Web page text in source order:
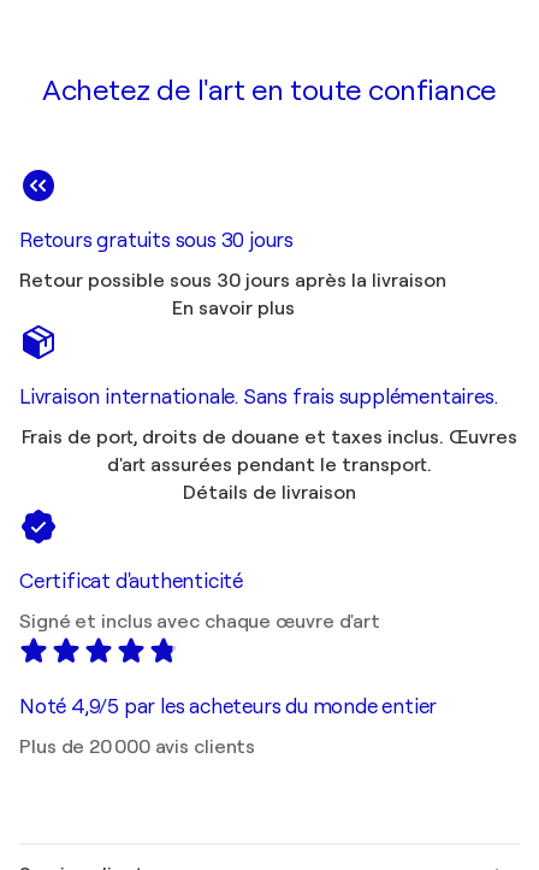
Achetez de l'art en toute confiance
Retours gratuits sous 30 jours
Retour possible sous 30 jours après la livraison
En savoir plus
Livraison internationale. Sans frais supplémentaires.
Frais de port, droits de douane et taxes inclus. Œuvres
d'art assurées pendant le transport.
Détails de livraison
Certificat d'authenticité
Signé et inclus avec chaque œuvre d'art
Noté 4,9/5 par les acheteurs du monde entier
Plus de 20 000 avis clients